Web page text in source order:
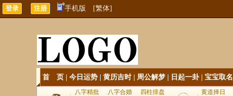
手机版 [繁体]
首 页 今日运势 黄历吉时| 周公解梦 日起一卦| 宝宝取名
八字精批 八字合婚
四柱排盘
黄道择日